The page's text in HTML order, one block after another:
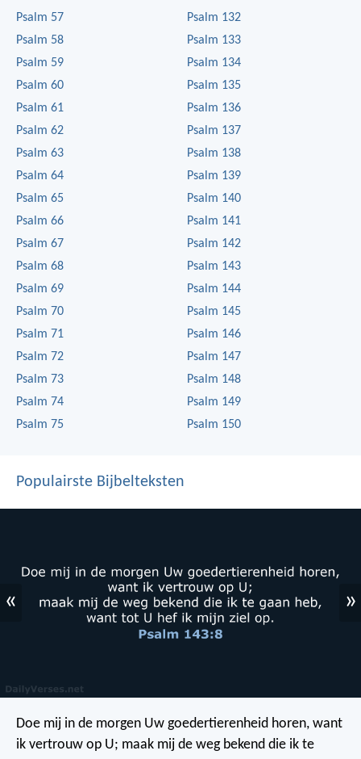
Psalm 57
Psalm 58
Psalm 59
Psalm 60
Psalm 61
Psalm 62
Psalm 63
Psalm 64
Psalm 65
Psalm 66
Psalm 67
Psalm 68
Psalm 69
Psalm 70
Psalm 71
Psalm 72
Psalm 73
Psalm 74
Psalm 75
Psalm 132
Psalm 133
Psalm 134
Psalm 135
Psalm 136
Psalm 137
Psalm 138
Psalm 139
Psalm 140
Psalm 141
Psalm 142
Psalm 143
Psalm 144
Psalm 145
Psalm 146
Psalm 147
Psalm 148
Psalm 149
Psalm 150
Populairste Bijbelteksten
« »
Doe mij in de morgen Uw goedertierenheid horen, want
ik vertrouw op U; maak mij de weg bekend die ik te